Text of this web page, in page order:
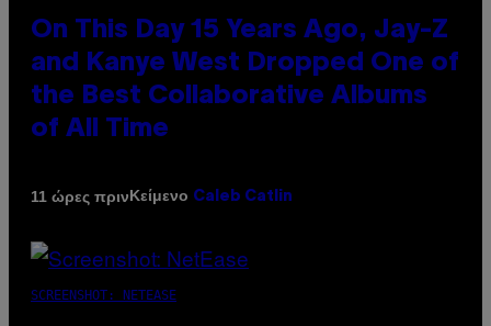
On This Day 15 Years Ago, Jay-Z
and Kanye West Dropped One of
the Best Collaborative Albums
of All Time
11 ώρες πρινΚείμενο Caleb Catlin
SCREENSHOT: NETEASE